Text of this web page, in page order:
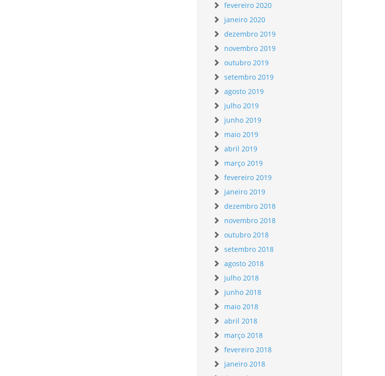
fevereiro 2020
janeiro 2020
dezembro 2019
novembro 2019
outubro 2019
setembro 2019
agosto 2019
julho 2019
junho 2019
maio 2019
abril 2019
março 2019
fevereiro 2019
janeiro 2019
dezembro 2018
novembro 2018
outubro 2018
setembro 2018
agosto 2018
julho 2018
junho 2018
maio 2018
abril 2018
março 2018
fevereiro 2018
janeiro 2018